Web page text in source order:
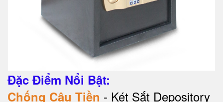
Đặc Điểm Nổi Bật:
Chống Câu Tiền - Két Sắt Depository